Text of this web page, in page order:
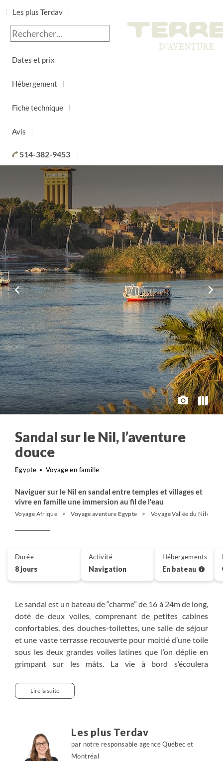
Les plus Terdav
Jour par jour
Dates et prix
Hébergement
Fiche technique
Avis
514-382-9453
Sandal sur le Nil, l’aventure
douce
Egypte Voyage en famille
Naviguer sur le Nil en sandal entre temples et villages et
vivre en famille une immersion au fil de l'eau
Voyage Afrique Voyage aventure Egypte Voyage Vallée du Nil et
Le sandal est un bateau de “charme” de 16 à 24m de long,
doté de deux voiles, comprenant de petites cabines
confortables, des douches-toilettes, une salle de séjour
et une vaste terrasse recouverte pour moitié d’une toile
sous les deux grandes voiles latines que l’on déplie en
grimpant sur les mâts. La vie à bord s’écoulera
Nil. Les dîners aux chandelles sont un plaisir
supplémentaire pour terminer de belles journées
navigation et balades sur les rives du fleuve entre
palmeraies et villages nubiens...
Lire la suite
Les plus Terdav
par notre responsable agence Québec et
Montréal
Durée
8 jours
Activité
Navigation
Hébergements
En bateau